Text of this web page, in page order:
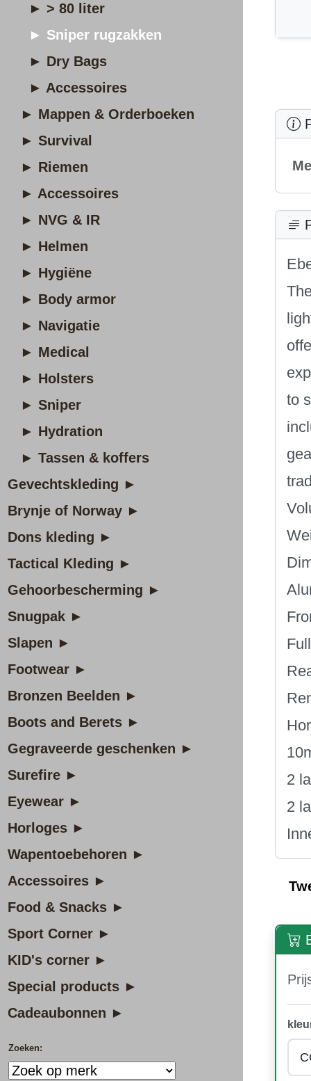
► > 80 liter
► Sniper rugzakken
► Dry Bags
► Accessoires
► Mappen & Orderboeken
► Survival
► Riemen
► Accessoires
► NVG & IR
► Helmen
► Hygiëne
► Body armor
► Navigatie
► Medical
► Holsters
► Sniper
► Hydration
► Tassen & koffers
Gevechtskleding ►
Brynje of Norway ►
Dons kleding ►
Tactical Kleding ►
Gehoorbescherming ►
Snugpak ►
Slapen ►
Footwear ►
Bronzen Beelden ►
Boots and Berets ►
Gegraveerde geschenken ►
Surefire ►
Eyewear ►
Horloges ►
Wapentoebehoren ►
Accessoires ►
Food & Snacks ►
Sport Corner ►
KID's corner ►
Special products ►
Cadeaubonnen ►
Zoeken:
to
2
2